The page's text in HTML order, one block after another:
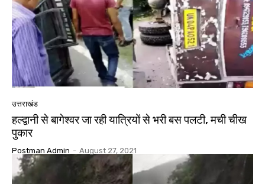
उत्तराखंड
हल्द्वानी से बागेश्वर जा रही यात्रियों से भरी बस पलटी, मची चीख
पुकार
Postman Admin - August 27, 2021